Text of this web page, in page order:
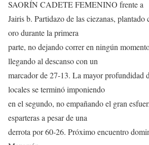
SAORÍN CADETE FEMENINO frente a
Jairis b. Partidazo de las ciezanas, plantado
oro durante la primera
parte, no dejando correr en ningún
llegando al descanso con un
marcador de 27-13. La mayor profundidad
locales se terminó imponiendo
en el segundo, no empañando el gran
esparteras a pesar de una
derrota por 60-26. Próximo encuentro